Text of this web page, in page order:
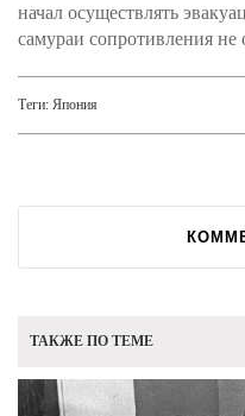
начал осуществлять
самураи сопротивления не
Теги: Япония
ТАКЖЕ ПО ТЕМЕ